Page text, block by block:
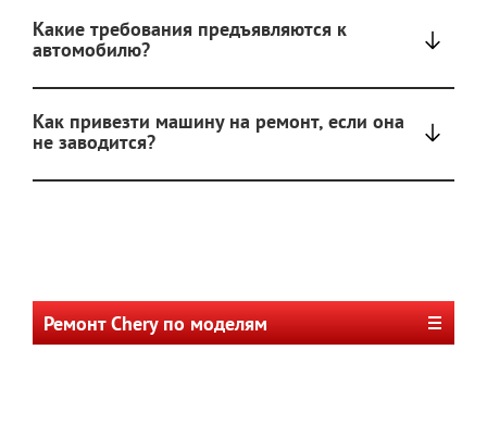
Какие требования предъявляются к
автомобилю?
Как привезти машину на ремонт, если она
не заводится?
Ремонт Chery по моделям